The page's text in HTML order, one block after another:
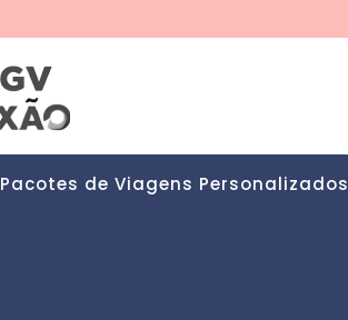
Pacotes de Viagens Personalizados